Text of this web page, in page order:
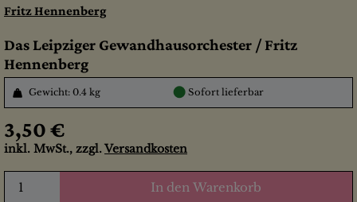
Fritz Hennenberg
Das Leipziger Gewandhausorchester / Fritz
Hennenberg
Gewicht: 0.4 kg ● Sofort lieferbar
3,50 €
inkl. MwSt., zzgl. Versandkosten
In den Warenkorb